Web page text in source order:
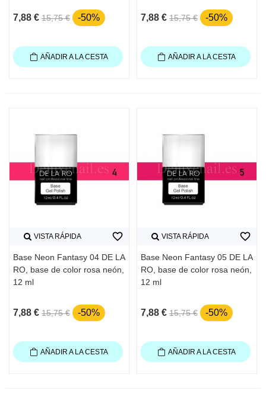
7,88 € 15,75 € -50%
AÑADIR A LA CESTA
7,88 € 15,75 € -50%
AÑADIR A LA CESTA
VISTA RÁPIDA
Base Neon Fantasy 04 DE LA
RO, base de color rosa neón,
12 ml
7,88 € 15,75 € -50%
favorite_border
AÑADIR A LA CESTA
VISTA RÁPIDA
Base Neon Fantasy 05 DE LA
RO, base de color rosa neón,
12 ml
7,88 € 15,75 € -50%
favorite_border
AÑADIR A LA CESTA